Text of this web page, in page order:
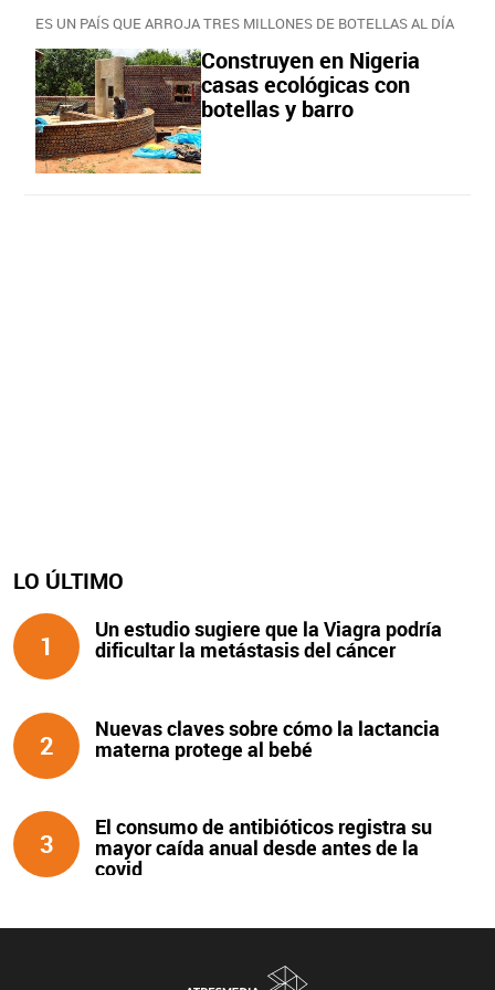
ES UN PAÍS QUE ARROJA TRES MILLONES DE BOTELLAS AL DÍA
Construyen en Nigeria
casas ecológicas con
botellas y barro
LO ÚLTIMO
1
Un estudio sugiere que la Viagra podría
dificultar la metástasis del cáncer
2
Nuevas claves sobre cómo la lactancia
materna protege al bebé
3
El consumo de antibióticos registra su
mayor caída anual desde antes de la
covid